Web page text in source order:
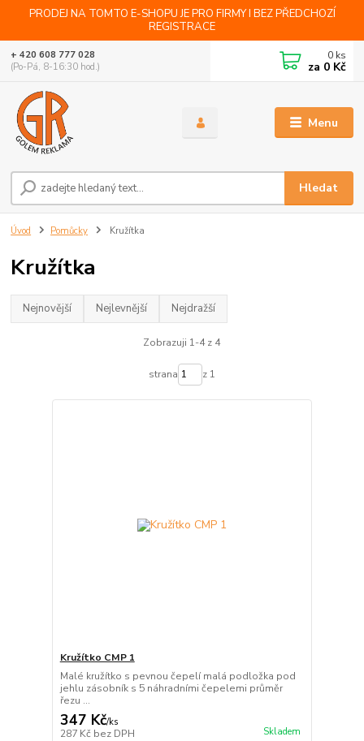
PRODEJ NA TOMTO E-SHOPU JE PRO FIRMY I BEZ PŘEDCHOZÍ
REGISTRACE
Menu
Hledat
+ 420 608 777 028
(Po-Pá, 8-16:30 hod.)
0 ks
za 0 Kč
Úvod Pomůcky Kružítka
Kružítka
Nejnovější Nejlevnější Nejdražší
Zobrazuji 1-4 z 4
strana z 1
Kružítko CMP 1
Malé kružítko s pevnou čepelí malá podložka pod
jehlu zásobník s 5 náhradními čepelemi průměr
řezu ...
347 Kč/ks
287 Kč bez DPH Skladem